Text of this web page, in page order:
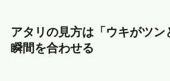
アタリの見方は「ウキがツン
瞬間を合わせる